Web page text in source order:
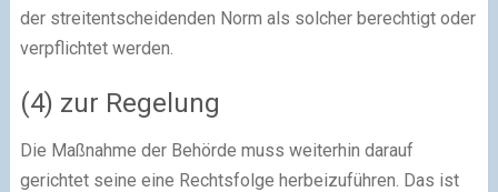
der streitentscheidenden Norm als solcher berechtigt oder
verpflichtet werden.
(4) zur Regelung
Die Maßnahme der Behörde muss weiterhin darauf
gerichtet seine eine Rechtsfolge herbeizuführen. Das ist